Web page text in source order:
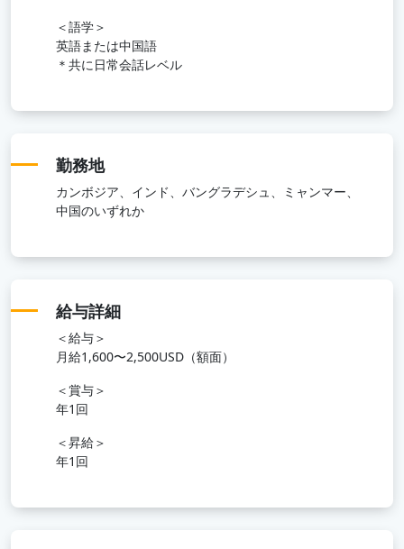
＜語学＞
英語または中国語
＊共に日常会話レベル
勤務地
カンボジア、インド、バングラデシュ、ミャンマー、
中国のいずれか
給与詳細
＜給与＞
月給1,600〜2,500USD（額面）
＜賞与＞
年1回
＜昇給＞
年1回